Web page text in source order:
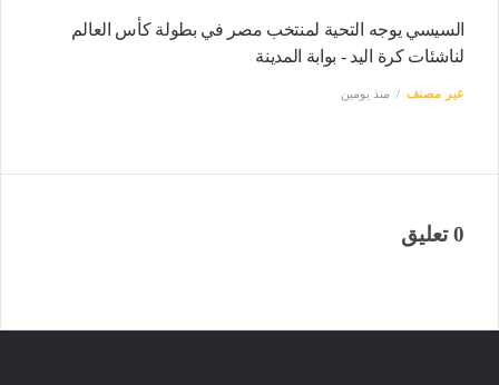
السيسي يوجه التحية لمنتخب مصر في بطولة كأس العالم
لناشئات كرة اليد - بوابة المدينة
غير مصنف منذ يومين
0 تعليق